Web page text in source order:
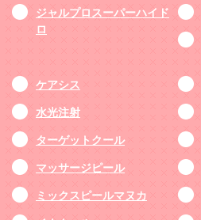
ジャルプロスーパーハイド
ロ
ケアシス
水光注射
ターゲットクール
マッサージピール
ミックスピールマヌカ